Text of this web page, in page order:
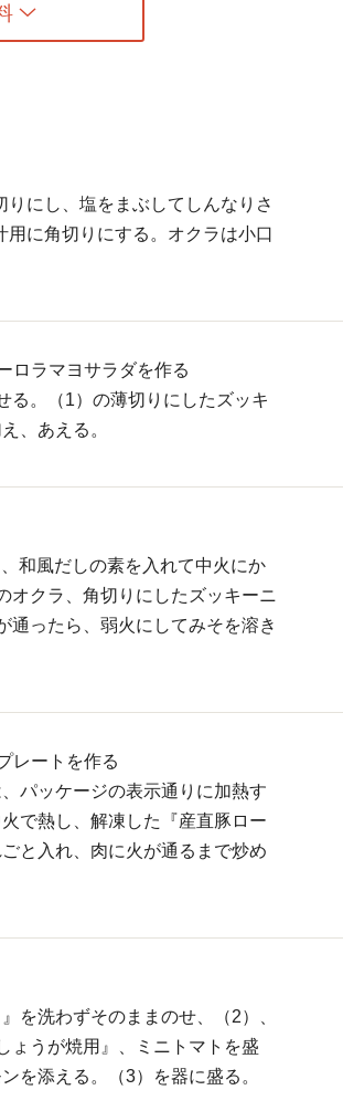
りにし、塩をまぶしてしんなりさ
用に角切りにする。オクラは小口
ロラマヨサラダを作る
る。（1）の薄切りにしたズッキ
、あえる。
和風だしの素を入れて中火にか
オクラ、角切りにしたズッキーニ
通ったら、弱火にしてみそを溶き
レートを作る
パッケージの表示通りに加熱す
で熱し、解凍した『産直豚ロー
と入れ、肉に火が通るまで炒め
を洗わずそのままのせ、（2）、
ょうが焼用』、ミニトマトを盛
を添える。（3）を器に盛る。